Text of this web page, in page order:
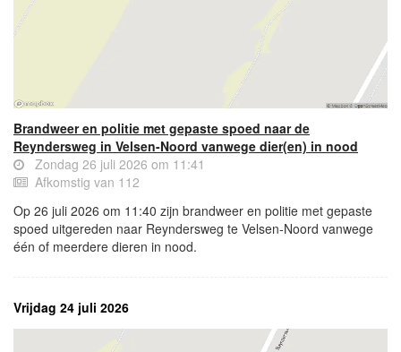
Brandweer en politie met gepaste spoed naar de
Reyndersweg in Velsen-Noord vanwege dier(en) in nood
Zondag 26 juli 2026 om 11:41
Afkomstig van 112
Op 26 juli 2026 om 11:40 zijn brandweer en politie met gepaste
spoed uitgereden naar Reyndersweg te Velsen-Noord vanwege
één of meerdere dieren in nood.
Vrijdag 24 juli 2026